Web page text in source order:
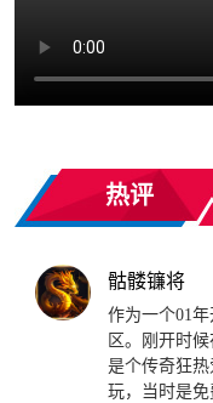
热评
骷髅镰将
作为一个01
区。刚开时
是个传奇狂
玩，当时是